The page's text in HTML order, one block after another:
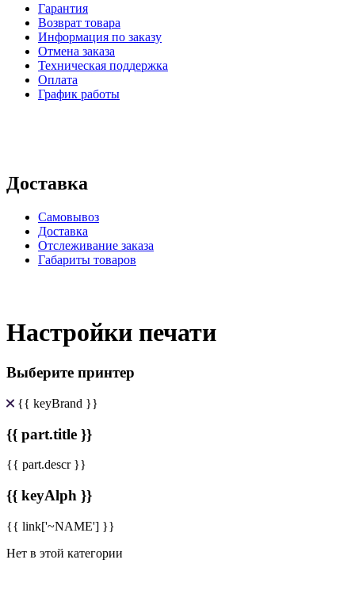
Гарантия
Возврат товара
Информация по заказу
Отмена заказа
Техническая поддержка
Оплата
График работы
Доставка
Самовывоз
Доставка
Отслеживание заказа
Габариты товаров
Настройки печати
Выберите принтер
{{ keyBrand }}
{{ part.title }}
{{ part.descr }}
{{ keyAlph }}
{{ link['~NAME'] }}
Нет в этой категории